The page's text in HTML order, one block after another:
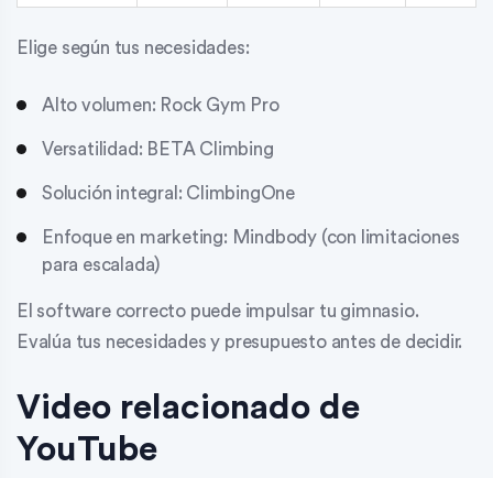
Elige según tus necesidades:
Alto volumen: Rock Gym Pro
Versatilidad: BETA Climbing
Solución integral: ClimbingOne
Enfoque en marketing: Mindbody (con limitaciones
para escalada)
El software correcto puede impulsar tu gimnasio.
Evalúa tus necesidades y presupuesto antes de decidir.
Video relacionado de
YouTube